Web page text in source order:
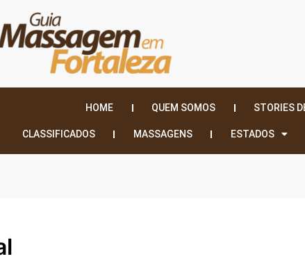
HOME QUEM SOMOS STORIES
CLASSIFICADOS MASSAGENS ESTADOS